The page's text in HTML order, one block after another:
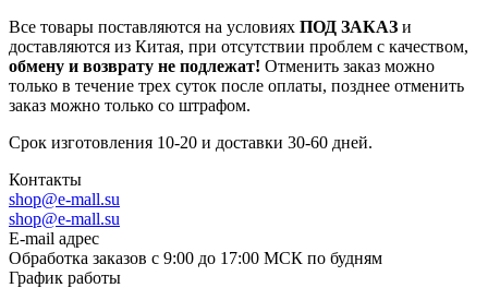
Все товары поставляются на условиях ПОД ЗАКАЗ и
доставляются из Китая, при отсутствии проблем с качеством,
обмену и возврату не подлежат! Отменить заказ можно
только в течение трех суток после оплаты, позднее отменить
заказ можно только со штрафом.
Срок изготовления 10-20 и доставки 30-60 дней.
Контакты
shop@e-mall.su
shop@e-mall.su
E-mail адрес
Обработка заказов с 9:00 до 17:00 МСК по будням
График работы